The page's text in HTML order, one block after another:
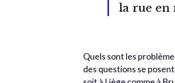
la rue en
Quels sont les
des questions se